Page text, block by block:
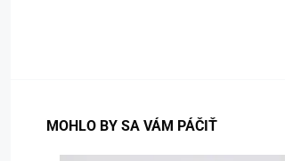
MOHLO BY SA VÁM PÁČIŤ